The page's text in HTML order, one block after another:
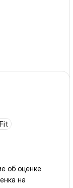
об оценке
на